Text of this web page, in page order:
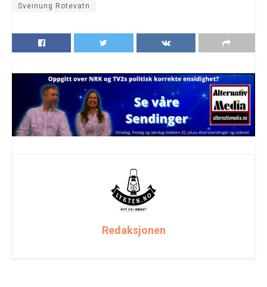
Sveinung Rotevatn
Redaksjonen